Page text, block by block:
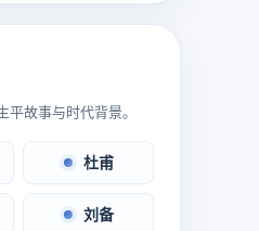
平故事与时代背景。
杜甫
刘备